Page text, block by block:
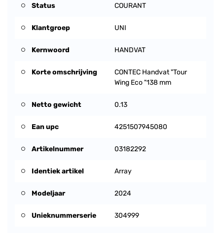
Status COURANT
Klantgroep UNI
Kernwoord HANDVAT
Korte omschrijving
CONTEC Handvat "Tour
Wing Eco "138 mm
Netto gewicht 0.13
Ean upc 4251507945080
Artikelnummer 03182292
Identiek artikel Array
Modeljaar 2024
Unieknummerserie 304999